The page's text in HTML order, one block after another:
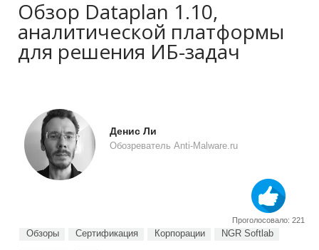
Обзор Dataplan 1.10,
аналитической платформы
для решения ИБ-задач
Денис Ли
Обозреватель Anti-Malware.ru
Проголосовало: 221
Обзоры Сертификация Корпорации NGR Softlab